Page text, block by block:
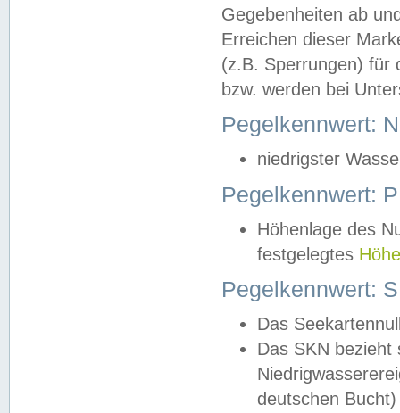
Gegebenheiten ab
Erreichen dieser
(z.B. Sperrungen) für
bzw. werden bei
Pegelkennwert:
niedrigster
Pegelkennwert:
Höhenlage des
festgelegtes
Pegelkennwert:
Das
Das SKN
deutschen